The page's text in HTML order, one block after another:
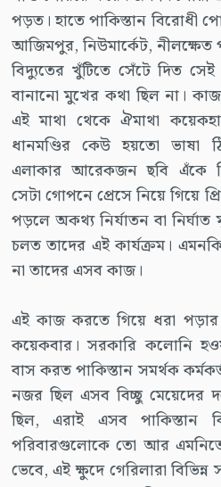
পড়ত। হাতে পাকিস্তান বিরোধী
আজিমপুর, নিউমার্কেট,
বিদ্যুতের খুঁটিতে সেঁটে দিত
বানানো মুখের কথা ছিল না।
এই মাথা থেকে ঐমাথা
ধানমণ্ডির কেউ হয়তো ভাষা
এলাকার আরেকজন ছবি এঁকে
সেটা গোপনে প্রেসে নিয়ে গিয়ে
পড়লে অকথ্য নির্যাতন বা
চলত তাদের এই কার্যক্রম।
না তাদের এসব কাজ।
এই কাজ করতে গিয়ে ধরা
কয়েকবার। সরকারি কলোনি
বাস করত পাকিস্তান সমর্থক
নজর ছিল এসব বিচ্ছু মেয়েদের
ছিল, এরাই এসব পাকিস্তান
পরিবারগুলোকে তো আর
ভেবে, এই ক্ষুদে গেরিলারা বিভিন্ন